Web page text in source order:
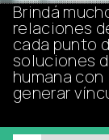
Brindá
relaciones
cada punto
soluciones
humana
generar